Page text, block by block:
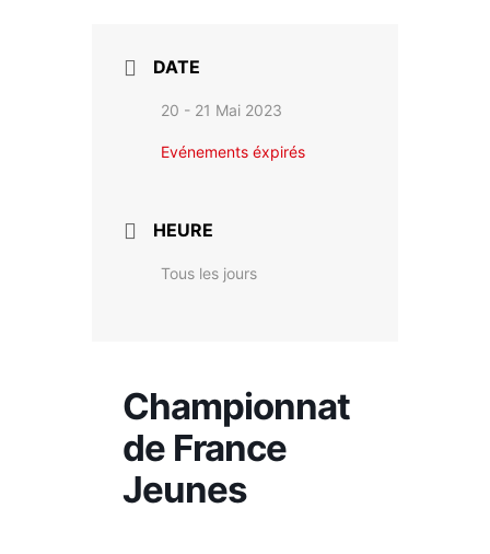
DATE
20 - 21 Mai 2023
Evénements éxpirés
HEURE
Tous les jours
Championnat
de France
Jeunes